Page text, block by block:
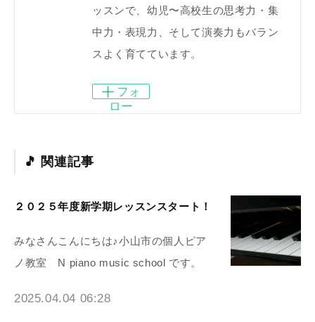
ッスンで、幼児〜高校生の思考力・集
中力・表現力、そして演奏力もバラン
スよく育てています。
フォ
ロー
関連記事
２０２５年度新学期レッスンスタート！
みなさんこんにちは♪小山市の個人ピア
ノ教室 N piano music school です。
2025.04.04 06:28